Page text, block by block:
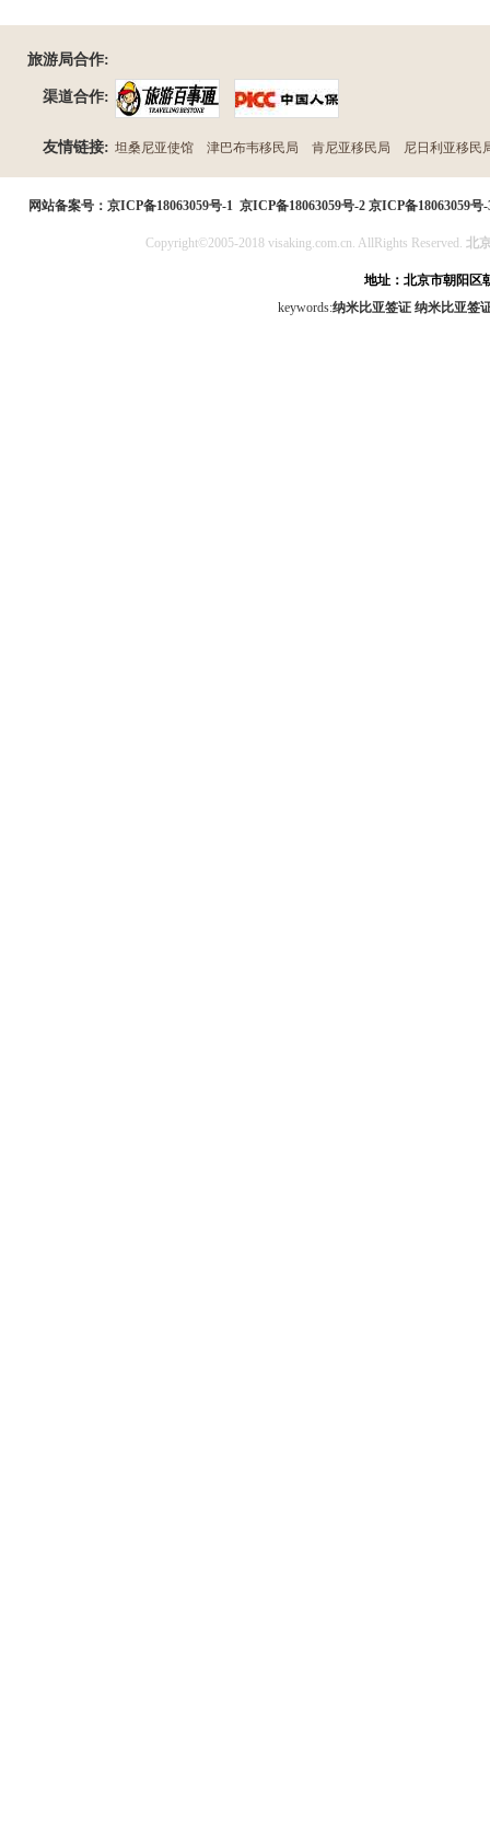
旅游局合作:
渠道合作:
友情链接: 坦桑尼亚使馆 津巴布韦移民局 肯尼亚移民局 尼日利亚移民
网站备案号： 京ICP备18063059号-1 京ICP备18063059号-2 京ICP备18063059号-
Copyright©2005-2018 visaking.com.cn. AllRights Reserved. 北
地址：北京市朝阳区
keywords:纳米比亚签证 纳米比亚签